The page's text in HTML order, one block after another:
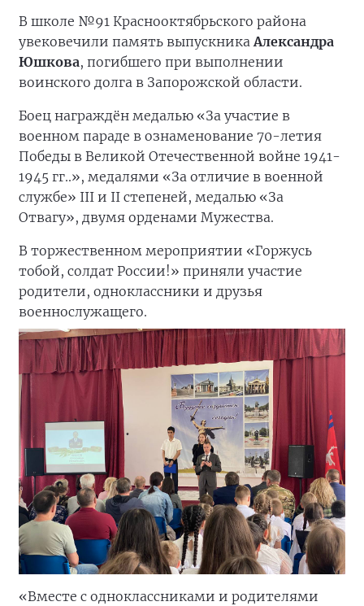
В школе №91 Краснооктябрьского района
увековечили память выпускникаАлександра
Юшкова, погибшего при выполнении
воинского долга в Запорожской области.
Боец награждён медалью «За участие в
военном параде в ознаменование 70-летия
Победы в Великой Отечественной войне 1941-
1945 гг..», медалями «За отличие в военной
службе» III и II степеней, медалью «За
Отвагу», двумя орденами Мужества.
В торжественном мероприятии «Горжусь
тобой, солдат России!» приняли участие
родители, одноклассники и друзья
военнослужащего.
«Вместе с одноклассниками и родителями